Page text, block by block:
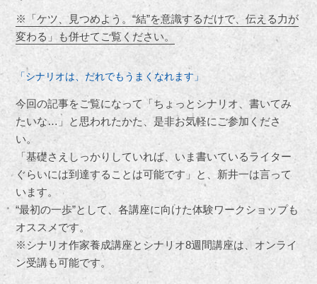
※「ケツ、見つめよう。“結”を意識するだけで、伝える力が
変わる」も併せてご覧ください。
「シナリオは、だれでもうまくなれます」
今回の記事をご覧になって「ちょっとシナリオ、書いてみ
たいな…」と思われたかた、是非お気軽にご参加くださ
い。
「基礎さえしっかりしていれば、いま書いているライター
ぐらいには到達することは可能です」と、新井一は言って
います。
“最初の一歩”として、各講座に向けた体験ワークショップも
オススメです。
※シナリオ作家養成講座とシナリオ8週間講座は、オンライ
ン受講も可能です。